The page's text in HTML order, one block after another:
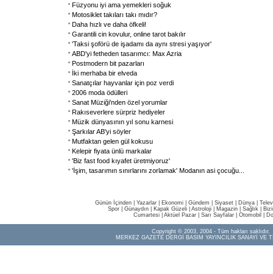
Füzyonu iyi ama yemekleri soğuk
Motosiklet takıları takı mıdır?
Daha hızlı ve daha öfkeli!
Garantili cin kovulur, online tarot bakılır
'Taksi şoförü de işadamı da aynı stresi yaşıyor'
ABD'yi fetheden tasarımcı: Max Azria
Postmodern bit pazarları
İki merhaba bir elveda
Sanatçılar hayvanlar için poz verdi
2006 moda ödülleri
Sanat Müziği'nden özel yorumlar
Rakıseverlere sürpriz hediyeler
Müzik dünyasının yıl sonu karnesi
Şarkılar AB'yi söyler
Mutfaktan gelen gül kokusu
Kelepir fiyata ünlü markalar
'Biz fast food kıyafet üretmiyoruz'
'İşim, tasarımın sınırlarını zorlamak' Modanın asi çocuğu
Günün İçinden Yazarlar Ekonomi Gündem Siyaset Dünya |
Spor
Günaydın Kapak Güzeli Astroloji Magazin Sağlık
Cumartesi| Aktüel Pazar| Sarı Sayfalar| Otomobil
Copyright © 2003, 2004 - Tüm hakları saklıdır.
MERKEZ GAZETE DERGİ BASIM YAYINCILIK SANAYİ VE